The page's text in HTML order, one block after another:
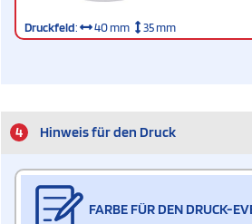
Druckfeld: 40 mm 35 mm
4 Hinweis für den Druck
FARBE FÜR DEN DRUCK-